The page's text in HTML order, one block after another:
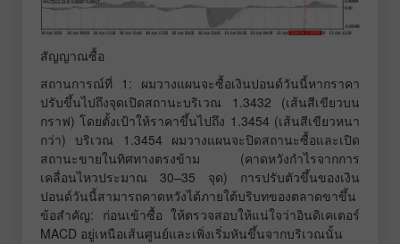
สัญญาณซื้อ
สถานการณ์ที่ 1: ผมวางแผนจะซื้อเงินปอนด์วันนี้หากราคา
ปรับขึ้นไปถึงจุดเปิดสถานะบริเวณ 1.3432 (เส้นสีเขียวบน
กราฟ) โดยตั้งเป้าให้ราคาขึ้นไปถึง 1.3454 (เส้นสีเขียวหนา
กว่า) บริเวณ 1.3454 ผมวางแผนจะปิดสถานะซื้อและเปิด
สถานะขายในทิศทางตรงข้าม (คาดหวังกำไรจากการ
เคลื่อนไหวประมาณ 30–35 จุด) การปรับตัวขึ้นของเงิน
ปอนด์วันนี้สามารถคาดหวังได้ภายใต้บริบทของตลาดขาขึ้น
ข้อสำคัญ: ก่อนเข้าซื้อ ให้ตรวจสอบให้แน่ใจว่าอินดิเคเตอร์
MACD อยู่เหนือเส้นศูนย์และเพิ่งเริ่มหันขึ้นจากบริเวณนั้น